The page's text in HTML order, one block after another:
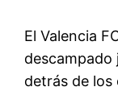
El Valencia
descampado
detrás de los